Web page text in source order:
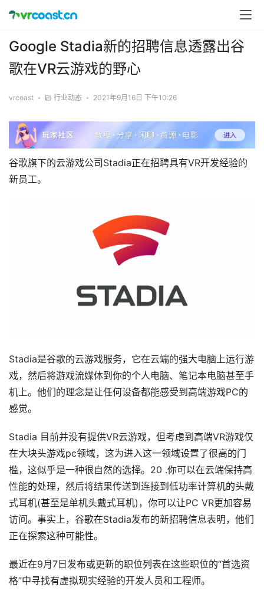
首
页
Google Stadia新的招聘信息透露出谷
歌在VR云游戏的野心
vrcoast • 行业动态 • 2021年9月16日 下午10:26
谷歌旗下的云游戏公司Stadia正在招聘具有VR开发经验的
新员工。
Stadia是谷歌的云游戏服务，它在云端的强大电脑上运行游
戏，然后将游戏流媒体到你的个人电脑、笔记本电脑甚至手
机上。他们的理念是让任何设备都能感受到高端游戏PC的
感觉。
Stadia 目前并没有提供VR云游戏，但考虑到高端VR游戏仅
在大块头游戏pc领域，这为进入这一领域设置了很高的门
槛，这似乎是一种很自然的选择。20 .你可以在云端保持高
性能的处理，然后将结果传送到连接到低功率计算机的头戴
式耳机(甚至是单机头戴式耳机)，你可以让PC VR更加容易
访问。事实上，谷歌在Stadia发布的新招聘信息表明，他们
正在探索这种可能性。
最近在9月7日发布或更新的职位列表在这些职位的“首选资
格”中寻找有虚拟现实经验的开发人员和工程师。